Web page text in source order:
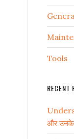
Tools
RECENT
और उनके